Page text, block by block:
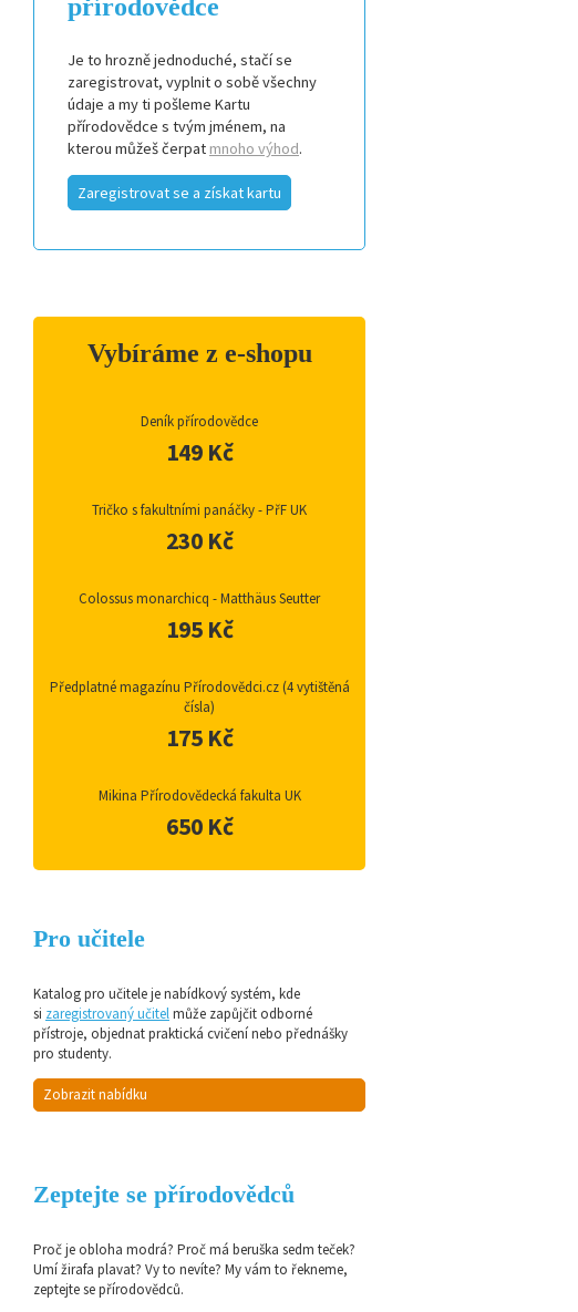
přírodovědce
Je to hrozně jednoduché, stačí se
zaregistrovat, vyplnit o sobě všechny
údaje a my ti pošleme Kartu
přírodovědce s tvým jménem, na
kterou můžeš čerpat mnoho výhod.
Zaregistrovat se a získat kartu
Vybíráme z e-shopu
Deník přírodovědce
149 Kč
Tričko s fakultními panáčky - PřF UK
230 Kč
Colossus monarchicq - Matthäus Seutter
195 Kč
Předplatné magazínu Přírodovědci.cz (4 vytištěná
čísla)
175 Kč
Mikina Přírodovědecká fakulta UK
650 Kč
Pro učitele
Katalog pro učitele je nabídkový systém, kde
si zaregistrovaný učitelmůže zapůjčit odborné
přístroje, objednat praktická cvičení nebo přednášky
pro studenty.
Zobrazit nabídku
Zeptejte se přírodovědců
Proč je obloha modrá? Proč má beruška sedm teček?
Umí žirafa plavat? Vy to nevíte? My vám to řekneme,
zeptejte se přírodovědců.